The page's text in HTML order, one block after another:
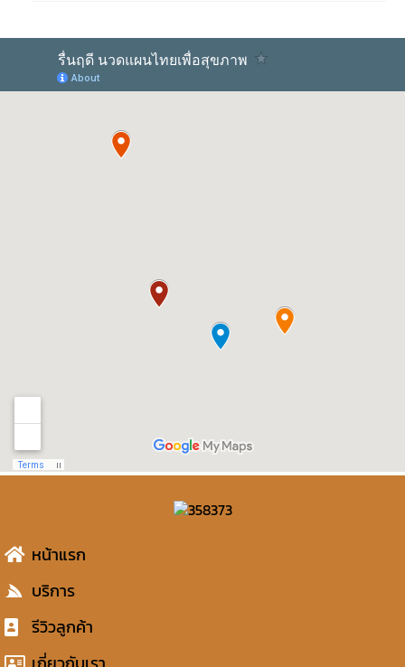
หน้าแรก
บริการ
รีวิวลูกค้า